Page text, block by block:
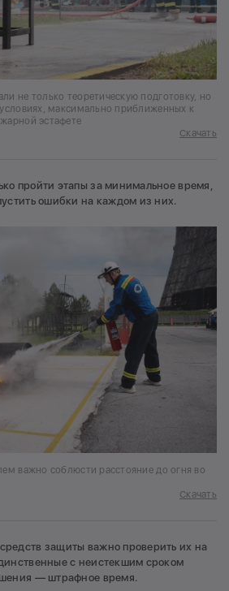
не только теоретическую подготовку, но
максимально приближенных к
эстафете
Скачать
пройти этапы за минимальное время,
ошибки на каждом из них.
важно соблюсти расстояние до огня во
Скачать
защиты важно проверить их на
с неистекшим сроком
— штрафное время.